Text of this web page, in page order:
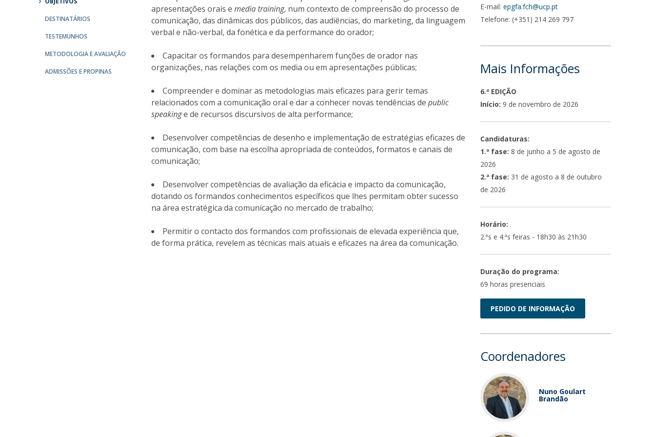
MYFCH Doutoramentos
Católica Research Centre for Psychological, Family and
Social Wellbeing
DESTINATÁRIOS
TESTEMUNHOS
METODOLOGIA E AVALIAÇÃO
ADMISSÕES E PROPINAS
apresentações orais emedia training, num contexto de compreensão do processo de
comunicação, das dinâmicas dos públicos, das audiências, do marketing, da linguagem
verbal e não-verbal, da fonética e da performance do orador;
Capacitar os formandos para desempenharem funções de orador nas
organizações, nas relações com os media ou em apresentações públicas;
Compreender e dominar as metodologias mais eficazes para gerir temas
relacionados com a comunicação oral e dar a conhecer novas tendências depublic
speakinge de recursos discursivos de alta performance;
Desenvolver competências de desenho e implementação de estratégias eficazes de
comunicação, com base na escolha apropriada de conteúdos, formatos e canais de
comunicação;
Desenvolver competências de avaliação da eficácia e impacto da comunicação,
dotando os formandos conhecimentos específicos que lhes permitam obter sucesso
na área estratégica da comunicação no mercado de trabalho;
Permitir o contacto dos formandos com profissionais de elevada experiência que,
de forma prática, revelem as técnicas mais atuais e eficazes na área da comunicação.
E-mail:epgfa.fch@ucp.pt
Telefone: (+351) 214 269 797
Mais Informações
6.ª EDIÇÃO
Início: 9 de novembro de 2026
Candidaturas:
1.ª fase:8 de junho a 5 de agosto de
2026
2.ª fase: 31 de agosto a 8 de outubro
de 2026
Horário:
2.ªs e 4.ªs feiras - 18h30 às 21h30
Duração do programa:
69 horas presenciais
PEDIDO DE INFORMAÇÃO
Coordenadores
Nuno Goulart
Brandão